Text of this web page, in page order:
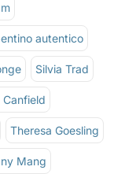
autentico
Silvia Trad
Canfield
Theresa Goesling
Mang